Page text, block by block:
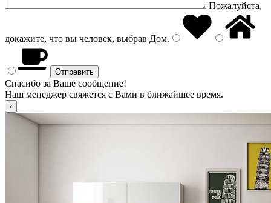
Пожалуйста,
докажите, что вы человек, выбрав Дом.
Спасибо за Ваше сообщение!
Наш менеджер свяжется с Вами в ближайшее время.